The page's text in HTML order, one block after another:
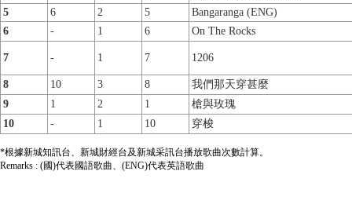
5
6 2 5
Bangaranga (ENG)
6
- 1 6 On The Rocks
7 - 1 7 1206
8 10 3 8
我們那天穿甚麼
9
1 2 1
槍與玫瑰
10
- 1 10 穿梭
*根據新城知訊台、新城財經台及新城采訊台播放歌曲次數計算。
Remarks : (國)代表國語歌曲、(ENG)代表英語歌曲